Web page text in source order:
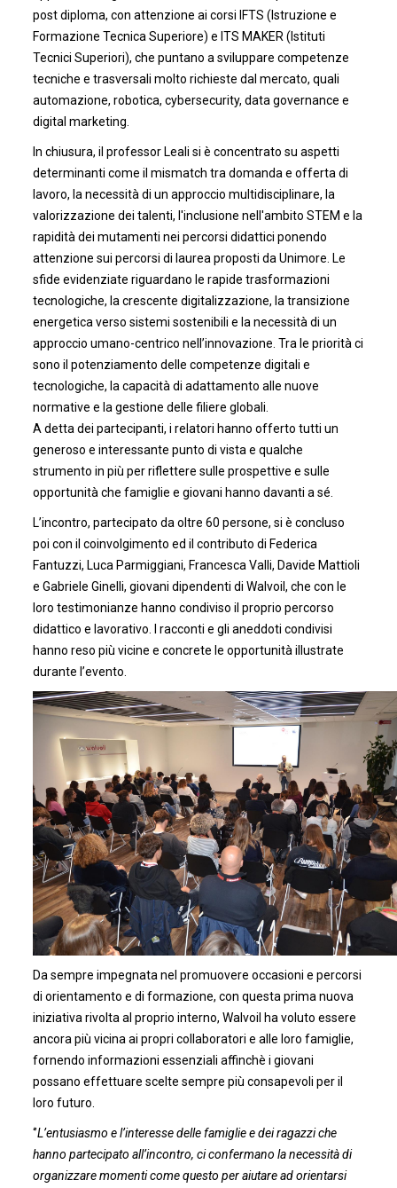
post diploma, con attenzione ai corsi IFTS (Istruzione e
Formazione Tecnica Superiore) e ITS MAKER (Istituti
Tecnici Superiori), che puntano a sviluppare competenze
tecniche e trasversali molto richieste dal mercato, quali
automazione, robotica, cybersecurity, data governance e
digital marketing.
In chiusura, il professor Leali si è concentrato su aspetti
determinanti come il mismatch tra domanda e offerta di
lavoro, la necessità di un approccio multidisciplinare, la
valorizzazione dei talenti, l'inclusione nell'ambito STEM e la
rapidità dei mutamenti nei percorsi didattici ponendo
attenzione sui percorsi di laurea proposti da Unimore. Le
sfide evidenziate riguardano le rapide trasformazioni
tecnologiche, la crescente digitalizzazione, la transizione
energetica verso sistemi sostenibili e la necessità di un
approccio umano-centrico nell’innovazione. Tra le priorità ci
sono il potenziamento delle competenze digitali e
tecnologiche, la capacità di adattamento alle nuove
normative e la gestione delle filiere globali.
A detta dei partecipanti, i relatori hanno offerto tutti un
generoso e interessante punto di vista e qualche
strumento in più per riflettere sulle prospettive e sulle
opportunità che famiglie e giovani hanno davanti a sé.
L’incontro, partecipato da oltre 60 persone, si è concluso
poi con il coinvolgimento ed il contributo di Federica
Fantuzzi, Luca Parmiggiani, Francesca Valli, Davide Mattioli
e Gabriele Ginelli, giovani dipendenti di Walvoil, che con le
loro testimonianze hanno condiviso il proprio percorso
didattico e lavorativo. I racconti e gli aneddoti condivisi
hanno reso più vicine e concrete le opportunità illustrate
durante l’evento.
Da sempre impegnata nel promuovere occasioni e percorsi
di orientamento e di formazione, con questa prima nuova
iniziativa rivolta al proprio interno, Walvoil ha voluto essere
ancora più vicina ai propri collaboratori e alle loro famiglie,
fornendo informazioni essenziali affinchè i giovani
possano effettuare scelte sempre più consapevoli per il
loro futuro.
‘’L’entusiasmo e l’interesse delle famiglie e dei ragazzi che
hanno partecipato all’incontro, ci confermano la necessità di
organizzare momenti come questo per aiutare ad orientarsi